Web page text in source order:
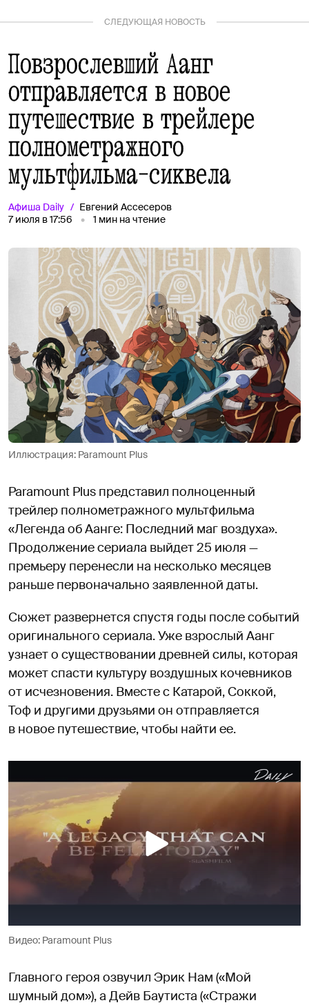
СЛЕДУЮЩАЯ НОВОСТЬ
Повзрослевший Аанг
отправляется в новое
путешествие в трейлере
полнометражного
мультфильма-сиквела
Афиша Daily
Евгений Ассесеров
7 июля в 17:56
1 мин на чтение
Иллюстрация: Paramount Plus
Paramount Plus представил полноценный
трейлер полнометражного мультфильма
«Легенда об Аанге: Последний маг воздуха».
Продолжение сериала выйдет 25 июля —
премьеру перенесли на несколько месяцев
раньше первоначально заявленной даты.
Сюжет развернется спустя годы после событий
оригинального сериала. Уже взрослый Аанг
узнает о существовании древней силы, которая
может спасти культуру воздушных кочевников
от исчезновения. Вместе с Катарой, Соккой,
Тоф и другими друзьями он отправляется
в новое путешествие, чтобы найти ее.
Видео: Paramount Plus
Главного героя озвучил Эрик Нам («Мой
шумный дом»), а Дейв Баутиста («Стражи